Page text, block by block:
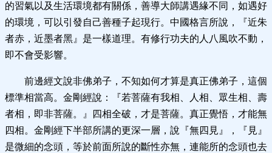
的習氣以及生活環境都有關係，善導大師講遇緣不同，如遇好
的環境，可以引發自己善種子起現行。中國格言所說，『近朱
者赤，近墨者黑』是一樣道理。有修行功夫的人八風吹不動，
即不會受影響。
前邊經文說非佛弟子，不知如何才算是真正佛弟子，這個
標準相當高。金剛經說：『若菩薩有我相、人相、眾生相、壽
者相，即非菩薩。』四相全破，才是菩薩。真正覺悟，才能無
四相。金剛經下半部所講的更深一層，說『無四見』，『見』
是微細的念頭，等於前面所說的斷性亦無，連能所的念頭也去